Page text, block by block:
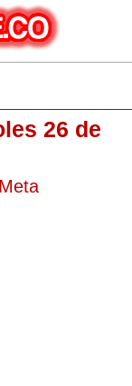
26 de